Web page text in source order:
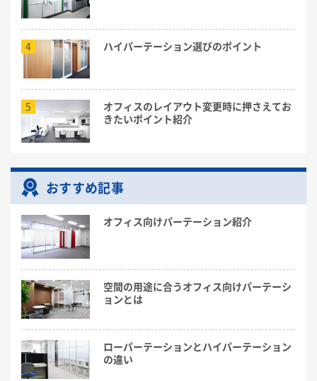
4 ハイパーテーション選びのポイント
5
オフィスのレイアウト変更時に押さえてお
きたいポイント紹介
おすすめ記事
オフィス向けパーテーション紹介
空間の用途に合うオフィス向けパーテーシ
ョンとは
ローパーテーションとハイパーテーション
の違い